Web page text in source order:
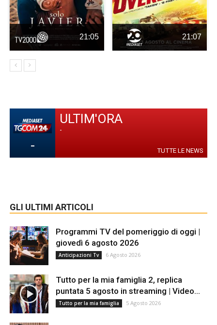
21:05 21:07
-
ULTIM'ORA
-
TUTTE LE NEWS
GLI ULTIMI ARTICOLI
Programmi TV del pomeriggio di oggi |
giovedì 6 agosto 2026
Anticipazioni Tv 6 Agosto 2026
Tutto per la mia famiglia 2, replica
puntata 5 agosto in streaming | Video...
Tutto per la mia famiglia 5 Agosto 2026